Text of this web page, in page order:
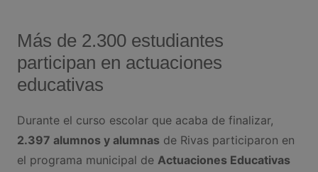
Más de 2.300 estudiantes
participan en actuaciones
educativas
Durante el curso escolar que acaba de finalizar,
2.397 alumnos y alumnasde Rivas participaron en
el programa municipal de Actuaciones Educativas